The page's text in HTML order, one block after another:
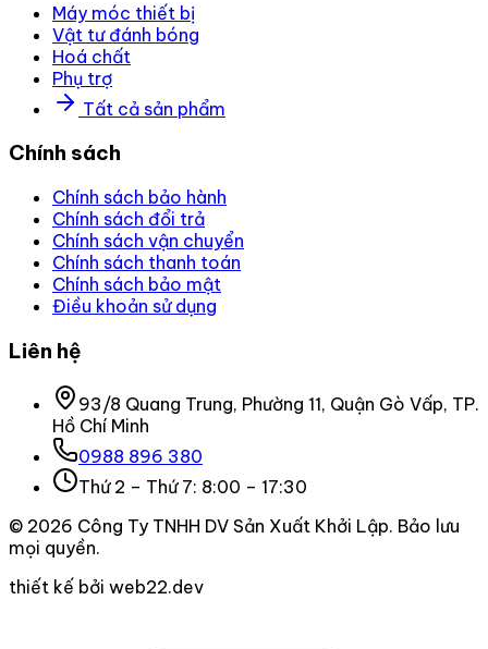
Máy móc thiết bị
Vật tư đánh bóng
Hoá chất
Phụ trợ
Tất cả sản phẩm
Chính sách
Chính sách bảo hành
Chính sách đổi trả
Chính sách vận chuyển
Chính sách thanh toán
Chính sách bảo mật
Điều khoản sử dụng
Liên hệ
93/8 Quang Trung, Phường 11, Quận Gò Vấp, TP.
Hồ Chí Minh
0988 896 380
Thứ 2 – Thứ 7: 8:00 – 17:30
© 2026 Công Ty TNHH DV Sản Xuất Khởi Lập. Bảo lưu
mọi quyền.
thiết kế bởi web22.dev